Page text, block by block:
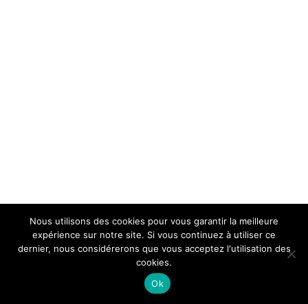
Nous utilisons des cookies pour vous garantir la meilleure
expérience sur notre site. Si vous continuez à utiliser ce
dernier, nous considérerons que vous acceptez l'utilisation des
cookies.
Ok